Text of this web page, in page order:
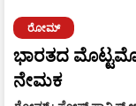
ರೋಮ್
ಭಾರತದ
ನೇಮಕ